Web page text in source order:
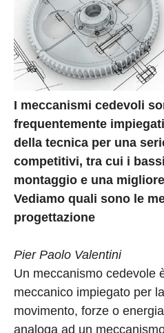
I meccanismi cedevoli
frequentemente
della tecnica per una
competitivi, tra cui i
montaggio e una
Vediamo quali sono le
progettazione
Pier Paolo Valentini
Un meccanismo cedevole
meccanico impiegato per
movimento, forze o
analoga ad un